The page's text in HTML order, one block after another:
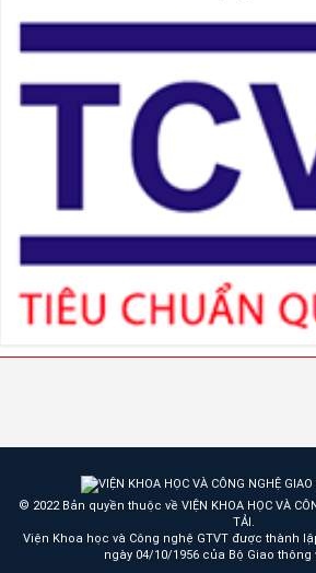
© 2022 Bản quyền thuộc về VIỆN KHOA HỌC VÀ
TẢI.
Viện Khoa học và Công nghệ GTVT được thành
ngày 04/10/1956 của Bộ Giao thông